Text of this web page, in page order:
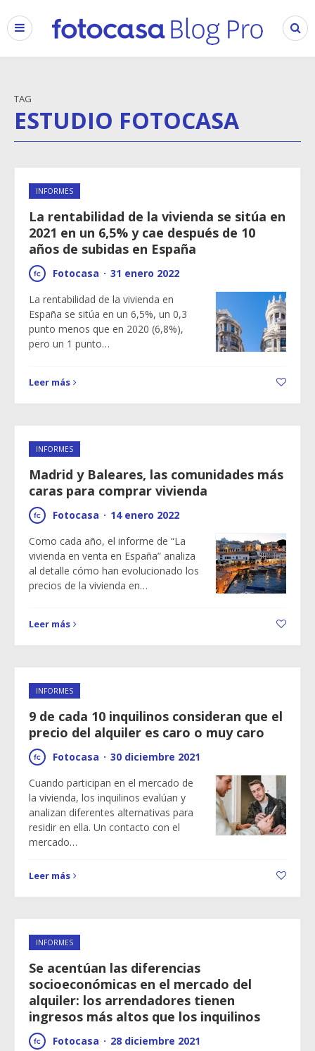
TAG
ESTUDIO FOTOCASA
INFORMES
La rentabilidad de la vivienda se sitúa en
2021 en un 6,5% y cae después de 10
años de subidas en España
Fotocasa · 31 enero 2022
La rentabilidad de la vivienda en
España se sitúa en un 6,5%, un 0,3
punto menos que en 2020 (6,8%),
pero un 1 punto…
Leer más
INFORMES
Madrid y Baleares, las comunidades más
caras para comprar vivienda
Fotocasa · 14 enero 2022
Como cada año, el informe de “La
vivienda en venta en España” analiza
al detalle cómo han evolucionado los
precios de la vivienda en…
Leer más
INFORMES
9 de cada 10 inquilinos consideran que el
precio del alquiler es caro o muy caro
Fotocasa · 30 diciembre 2021
Cuando participan en el mercado de
la vivienda, los inquilinos evalúan y
analizan diferentes alternativas para
residir en ella. Un contacto con el
mercado…
Leer más
INFORMES
Se acentúan las diferencias
socioeconómicas en el mercado del
alquiler: los arrendadores tienen
ingresos más altos que los inquilinos
Fotocasa · 28 diciembre 2021